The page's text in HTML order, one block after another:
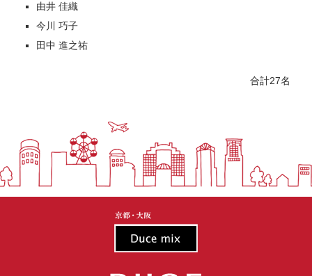
由井 佳織
今川 巧子
田中 進之祐
合計27名